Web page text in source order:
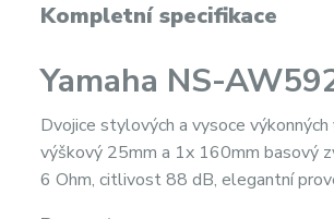
Kompletní specifikace
Yamaha NS-
Dvojice stylových a vysoce
výškový 25mm a 1x 160mm basový
6 Ohm, citlivost 88 dB, elegantní